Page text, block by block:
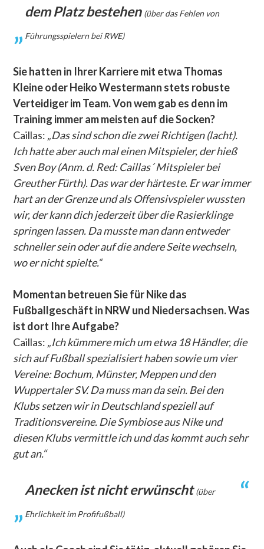
dem Platz bestehen (über das Fehlen von
Führungsspielern bei RWE)
Sie hatten in Ihrer Karriere mit etwa Thomas
Kleine oder Heiko Westermann stets robuste
Verteidiger im Team. Von wem gab es denn im
Training immer am meisten auf die Socken?
Caillas: „Das sind schon die zwei Richtigen (lacht).
Ich hatte aber auch mal einen Mitspieler, der hieß
Sven Boy (Anm. d. Red: Caillas´ Mitspieler bei
Greuther Fürth). Das war der härteste. Er war immer
hart an der Grenze und als Offensivspieler wussten
wir, der kann dich jederzeit über die Rasierklinge
springen lassen. Da musste man dann entweder
schneller sein oder auf die andere Seite wechseln,
wo er nicht spielte.“
Momentan betreuen Sie für Nike das
Fußballgeschäft in NRW und Niedersachsen. Was
ist dort Ihre Aufgabe?
Caillas: „Ich kümmere mich um etwa 18 Händler, die
sich auf Fußball spezialisiert haben sowie um vier
Vereine: Bochum, Münster, Meppen und den
Wuppertaler SV. Da muss man da sein. Bei den
Klubs setzen wir in Deutschland speziell auf
Traditionsvereine. Die Symbiose aus Nike und
diesen Klubs vermittle ich und das kommt auch sehr
gut an.“
Anecken ist nicht erwünscht(über
Ehrlichkeit im Profifußball)